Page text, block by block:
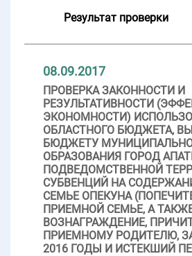
Результат проверки
08.09.2017
ПРОВЕРКА ЗАКОННОСТИ И
РЕЗУЛЬТАТИВНОСТИ
ЭКОНОМНОСТИ)
ОБЛАСТНОГО БЮДЖЕТА,
БЮДЖЕТУ
ОБРАЗОВАНИЯ ГОРОД
ПОДВЕДОМСТВЕННОЙ
СУБВЕНЦИЙ НА
СЕМЬЕ ОПЕКУНА
ПРИЕМНОЙ СЕМЬЕ, А
ВОЗНАГРАЖДЕНИЕ,
ПРИЕМНОМУ РОДИТЕЛЮ,
2016 ГОДЫ И ИСТЕКШИЙ